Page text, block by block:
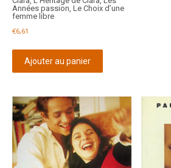
Années passion, Le Choix d’une
femme libre
€6,61
Ajouter au panier